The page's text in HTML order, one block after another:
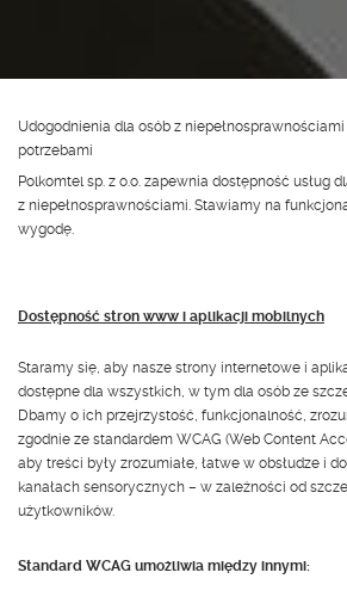
Udogodnienia dla osób z
potrzebami
Polkomtel sp. z o.o. zapewnia dostępność usług
z niepełnosprawnościami. Stawiamy na
wygodę.
Dostępność stron www i aplikacji mobilnych
Staramy się, aby nasze strony internetowe i
dostępne dla wszystkich, w tym dla osób ze
Dbamy o ich przejrzystość, funkcjonalność,
zgodnie ze standardem WCAG (Web Content
aby treści były zrozumiałe, łatwe w obsłudze i
kanałach sensorycznych – w zależności od
użytkowników.
Standard WCAG umożliwia między innymi: